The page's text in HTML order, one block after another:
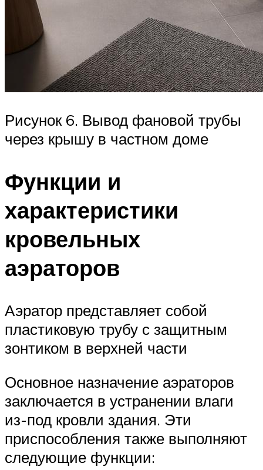
Рисунок 6. Вывод фановой трубы
через крышу в частном доме
Функции и
характеристики
кровельных
аэраторов
Аэратор представляет собой
пластиковую трубу с защитным
зонтиком в верхней части
Основное назначение аэраторов
заключается в устранении влаги
из-под кровли здания. Эти
приспособления также выполняют
следующие функции: